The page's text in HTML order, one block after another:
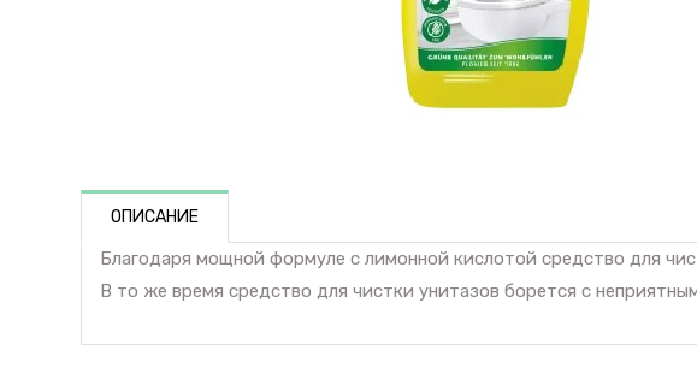
ОПИСАНИЕ
Благодаря мощной формуле с лимонной кислотой средство для
В то же время средство для чистки унитазов борется с